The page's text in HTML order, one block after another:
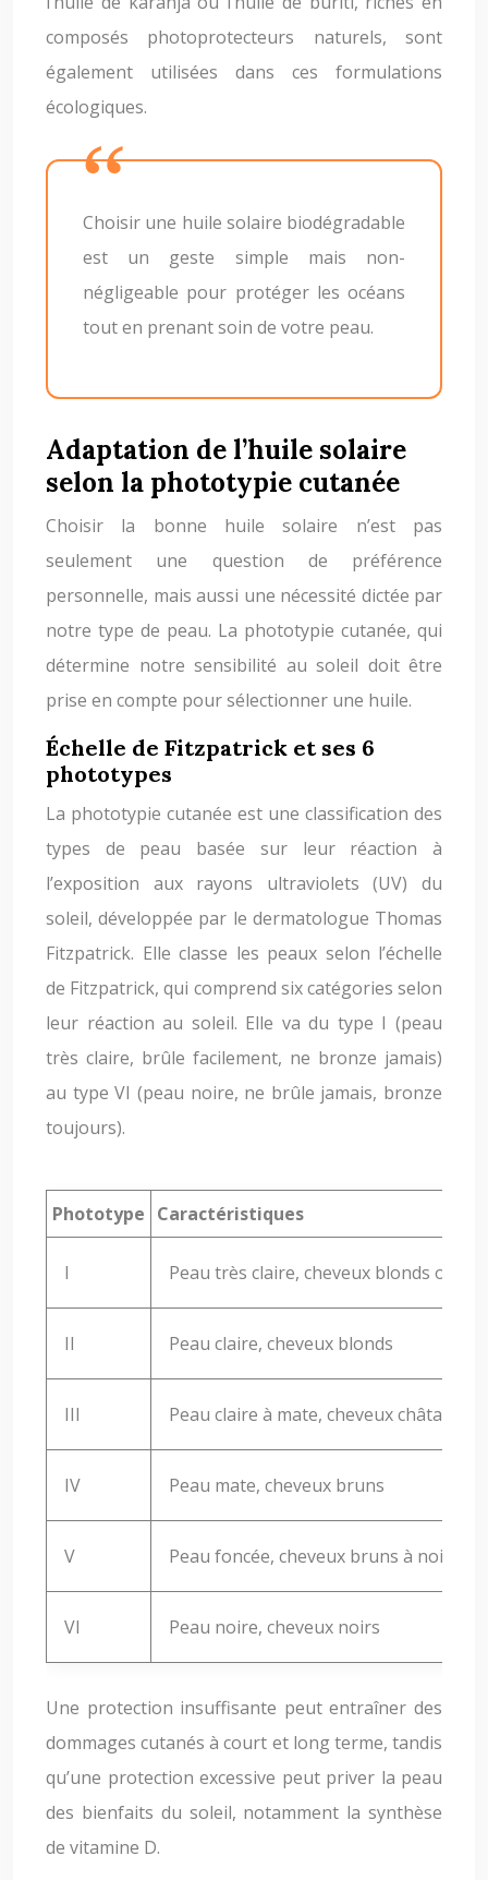
composés photoprotecteurs naturels, sont
également utilisées dans ces formulations
écologiques.
Choisir une huile solaire biodégradable
est un geste simple mais non-
négligeable pour protéger les océans
tout en prenant soin de votre peau.
Adaptation de l’huile solaire
selon la phototypie cutanée
Choisir la bonne huile solaire n’est pas
seulement une question de préférence
personnelle, mais aussi une nécessité dictée par
notre type de peau. La phototypie cutanée, qui
détermine notre sensibilité au soleil doit être
prise en compte pour sélectionner une huile.
Échelle de Fitzpatrick et ses 6
phototypes
La phototypie cutanée est une classification des
types de peau basée sur leur réaction à
l’exposition aux rayons ultraviolets (UV) du
soleil, développée par le dermatologue Thomas
Fitzpatrick. Elle classe les peaux selon l’échelle
de Fitzpatrick, qui comprend six catégories selon
leur réaction au soleil. Elle va du type I (peau
très claire, brûle facilement, ne bronze jamais)
au type VI (peau noire, ne brûle jamais, bronze
toujours).
Phototype Caractéristiques
I Peau très claire, cheveux blonds ou
II Peau claire, cheveux blonds
III Peau claire à mate, cheveux châtains
IV Peau mate, cheveux bruns
V Peau foncée, cheveux bruns à noirs
VI Peau noire, cheveux noirs
Une protection insuffisante peut entraîner des
dommages cutanés à court et long terme, tandis
qu’une protection excessive peut priver la peau
des bienfaits du soleil, notamment la synthèse
de vitamine D.